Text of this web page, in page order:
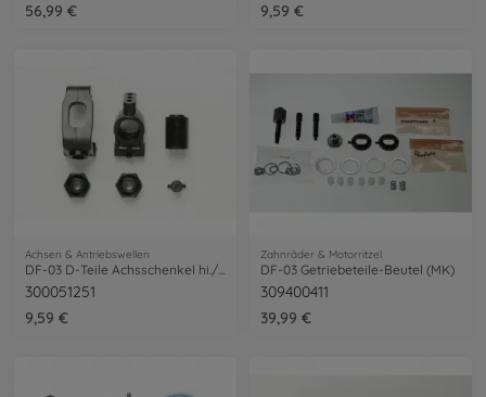
56,99 €
9,59 €
Achsen & Antriebswellen
300051251
9,59 €
Zahnräder & Motorritzel
DF-03 Getriebeteile-Beutel (MK)
309400411
39,99 €